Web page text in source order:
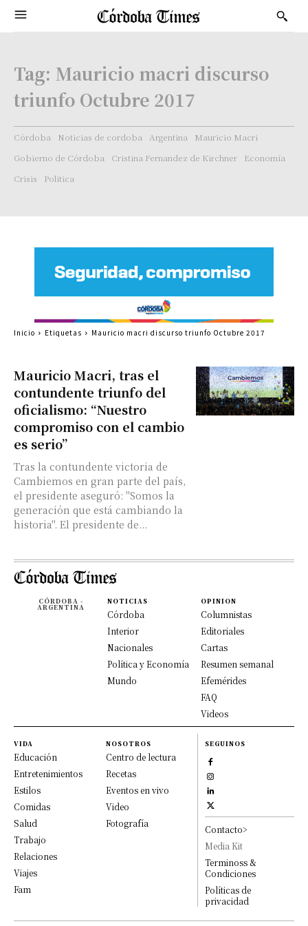
Tag: Mauricio macri discurso
triunfo Octubre 2017
Córdoba Noticias de cordoba Argentina
Mauricio Macri
Gobierno de Córdoba
Cristina Fernandez de Kirchner
Economía
Crisis
Politica
Mauricio Macri, tras el
contundente triunfo del
oficialismo: “Nuestro
compromiso con el cambio
es serio”
Tras la contundente victoria de
Cambiemos en gran parte del país,
el presidente aseguró: "Somos la
generación que está cambiando la
historia". El presidente de...
Inicio Etiquetas Mauricio macri discurso triunfo Octubre 2017
CÓRDOBA -
ARGENTINA
NOTICIAS
Córdoba
Interior
Nacionales
Política y Economía
Mundo
OPINION
Columnistas
Editoriales
Cartas
Resumen semanal
Efemérides
FAQ
Videos
VIDA
Educación
Entretenimientos
Estilos
Comidas
Salud
Trabajo
Relaciones
Viajes
Fam
NOSOTROS
Centro de lectura
Recetas
Eventos en vivo
Video
Fotografía
SEGUINOS
Contacto>
Media Kit
Terminoss &
Condiciones
Políticas de
privacidad